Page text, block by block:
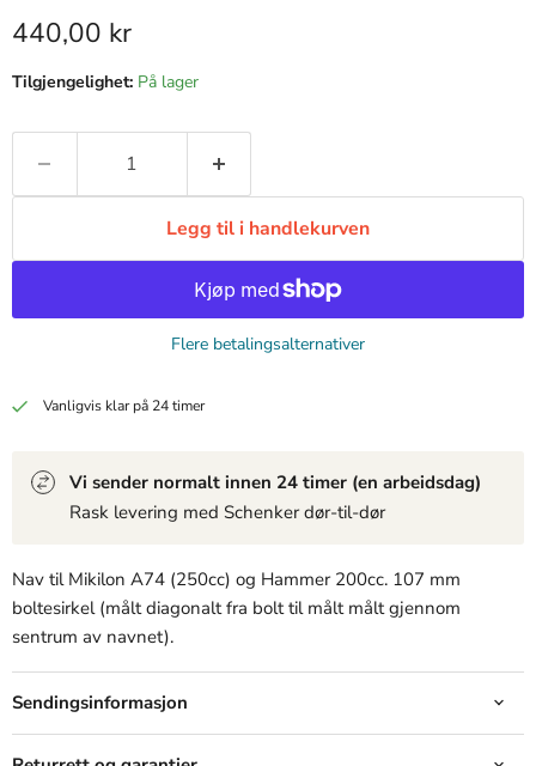
Pris nå
440,00 kr
Tilgjengelighet: På lager
Legg til i handlekurven
Flere betalingsalternativer
Vanligvis klar på 24 timer
Vi sender normalt innen 24 timer (en arbeidsdag)
Rask levering med Schenker dør-til-dør
Nav til Mikilon A74 (250cc) og Hammer 200cc. 107 mm
boltesirkel (målt diagonalt fra bolt til målt målt gjennom
sentrum av navnet).
Sendingsinformasjon
19,99 kr
19,99 kr